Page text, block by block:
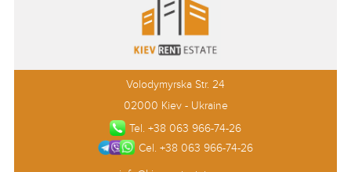
Volodymyrska Str. 24
02000 Kiev - Ukraine
Tel. +38 063 966-74-26
Cel. +38 063 966-74-26